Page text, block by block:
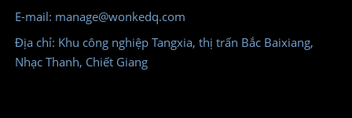
E-mail: manage@wonkedq.com
Địa chỉ: Khu công nghiệp Tangxia, thị trấn Bắc Baixiang,
Nhạc Thanh, Chiết Giang